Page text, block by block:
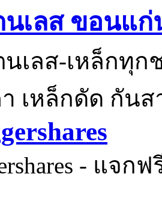
นเลส ขอนแก่
เลส-เหล็กทุ
เหล็กดัด กัน
- แจก